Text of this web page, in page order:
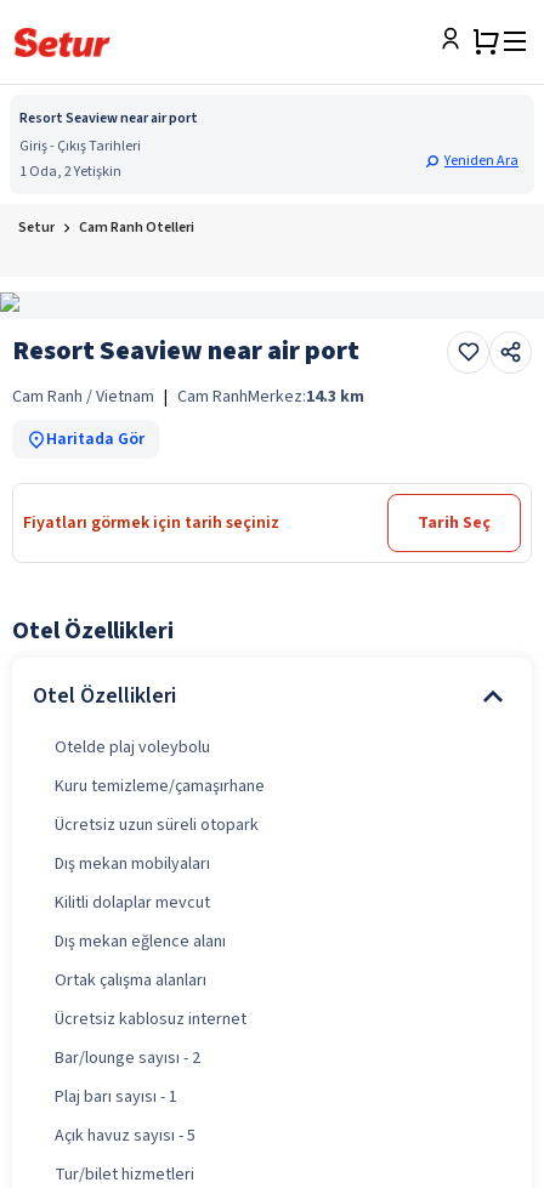
Resort Seaview near air port
Giriş - Çıkış Tarihleri
1 Oda, 2 Yetişkin
Yeniden Ara
Setur Cam Ranh Otelleri
Resort Seaview near air port
Cam Ranh / Vietnam | Cam RanhMerkez:14.3 km
Haritada Gör
Fiyatları görmek için tarih seçiniz Tarih Seç
Otel Özellikleri
Otel Özellikleri
Otelde plaj voleybolu
Kuru temizleme/çamaşırhane
Ücretsiz uzun süreli otopark
Dış mekan mobilyaları
Kilitli dolaplar mevcut
Dış mekan eğlence alanı
Ortak çalışma alanları
Ücretsiz kablosuz internet
Bar/lounge sayısı - 2
Plaj barı sayısı - 1
Açık havuz sayısı - 5
Tur/bilet hizmetleri